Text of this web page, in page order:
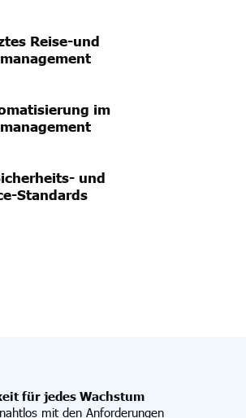
Reise-und
im
und
Standards
für jedes Wachstum
mit den Anforderungen